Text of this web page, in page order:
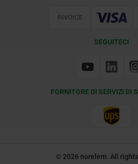
SEGUITECI
FORNITORE DI SERVIZI DI
© 2026 norelem. All